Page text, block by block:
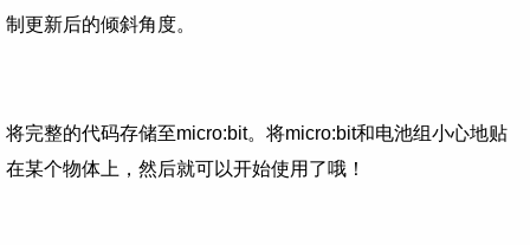
制更新后的倾斜角度。
将完整的代码存储至micro:bit。将micro:bit和电池组小心地贴
在某个物体上，然后就可以开始使用了哦！